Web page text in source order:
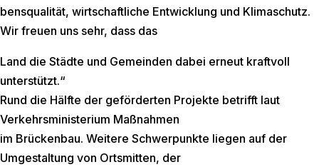
bensqualität, wirtschaftliche Entwicklung und Klimaschutz.
Wir freuen uns sehr, dass das
Land die Städte und Gemeinden dabei erneut kraftvoll
unterstützt.“
Rund die Hälfte der geförderten Projekte betrifft laut
Verkehrsministerium Maßnahmen
im Brückenbau. Weitere Schwerpunkte liegen auf der
Umgestaltung von Ortsmitten, der